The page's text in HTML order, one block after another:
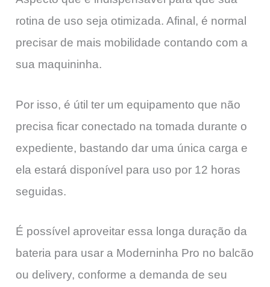
rotina de uso seja otimizada. Afinal, é normal
precisar de mais mobilidade contando com a
sua maquininha.
Por isso, é útil ter um equipamento que não
precisa ficar conectado na tomada durante o
expediente, bastando dar uma única carga e
ela estará disponível para uso por 12 horas
seguidas.
É possível aproveitar essa longa duração da
bateria para usar a Moderninha Pro no balcão
ou delivery, conforme a demanda de seu